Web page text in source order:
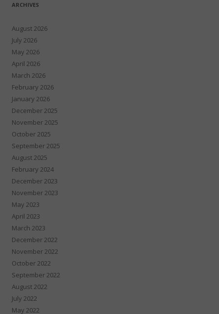
ARCHIVES
August 2026
July 2026
May 2026
April 2026
March 2026
February 2026
January 2026
December 2025
November 2025
October 2025
September 2025
August 2025
February 2024
December 2023
November 2023
May 2023
April 2023
March 2023
December 2022
November 2022
October 2022
September 2022
August 2022
July 2022
May 2022